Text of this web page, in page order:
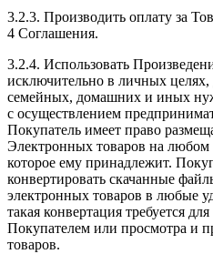
3.2.3. Производить оплату за
4 Соглашения.
3.2.4. Использовать
исключительно в личных целях,
семейных, домашних и иных
с осуществлением
Покупатель имеет право
Электронных товаров на любом
которое ему принадлежит.
конвертировать скачанные
электронных товаров в любые
такая конвертация требуется
Покупателем или просмотра и
товаров.